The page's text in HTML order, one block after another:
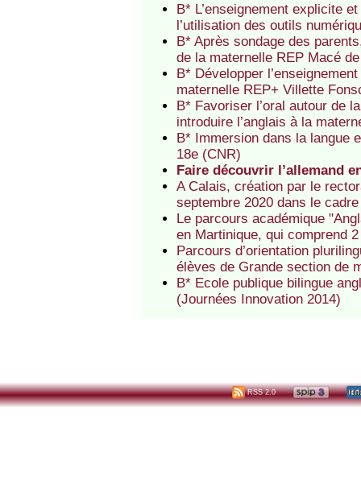
B* L’enseignement explicite
l’utilisation des outils
B* Après sondage des
de la maternelle REP Macé
B* Développer
maternelle REP+ Villette
B* Favoriser l’oral autour de
introduire l’anglais à la
B* Immersion dans la langue
18e (CNR)
Faire découvrir l’allemand
A Calais, création par le
septembre 2020 dans le
Le parcours académique
en Martinique, qui comprend
Parcours d’orientation
élèves de Grande section de
B* Ecole publique bilingue
(Journées Innovation 2014)
RSS 2.0